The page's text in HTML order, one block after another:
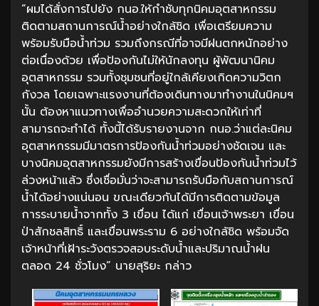
“ผมได้สั่งการไปยัง กนอ.ให้กำชับทุกนิคมอุตสาหกรรม
ติดตามสถานการณ์น้ำอย่างใกล้ชิด เพื่อเตรียมความ
พร้อมรับมือน้ำท่วม รวมถึงกรณีที่อาจมีฝนตกหนักอย่าง
ต่อเนื่องด้วย เพื่อป้องกันไม่ให้นักลงทุน ผู้พัฒนานิคม
อุตสาหกรรม รวมทั้งชุมชนที่อยู่ใกล้เคียงเกิดความวิตก
กังวล โดยเฉพาะแรงงานที่ต้องเดินทางมาทำงานในนิคมฯ
นั้น ต้องหาแนวทางเพื่ออำนวยความสะดวกให้เท่าที่
สามารถจะทำได้ ทั้งนี้ได้รับรายงานจาก กนอ.ว่าแต่ละนิคม
อุตสาหกรรมมีมาตรการป้องกันน้ำท่วมอย่างชัดเจน และ
บางนิคมอุตสาหกรรมยังมีการสร้างเขื่อนป้องกันน้ำท่วมไว้
ล่วงหน้าแล้ว ซึ่งเชื่อมั่นว่าจะสามารถรับมือกับสถานการณ์
น้ำได้อย่างแน่นอน ขณะเดียวกันได้มีการติดตามข้อมูล
การระบายน้ำจากทั้ง 3 เขื่อน ได้แก่ เขื่อนเจ้าพระยา เขื่อน
ป่าสักชลสิทธิ์ และเขื่อนพระราม 6 อย่างใกล้ชิด พร้อมจัด
เจ้าหน้าที่เฝ้าระวังตรวจสอบระดับน้ำและปริมาณน้ำฝน
ตลอด 24 ชั่วโมง” นายสุริยะ กล่าว